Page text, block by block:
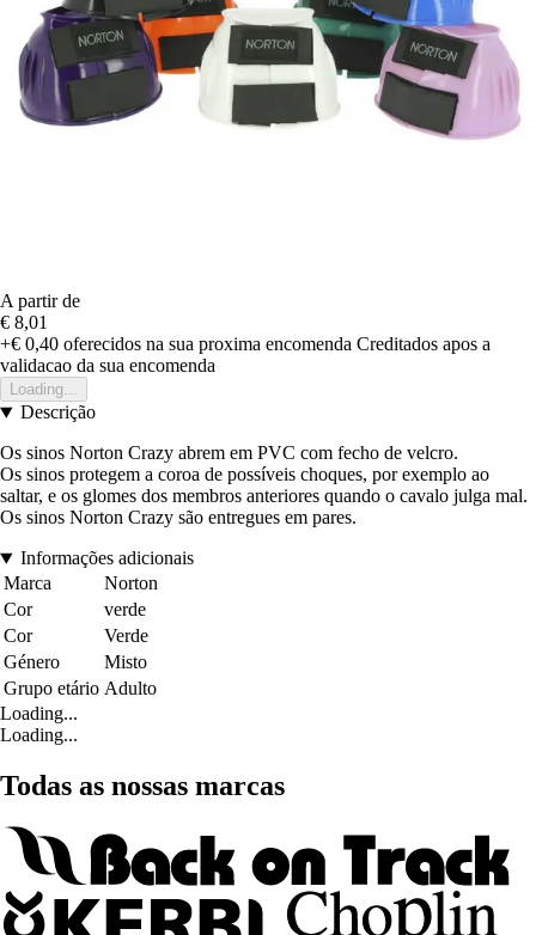
A partir de
€ 8,01
+€ 0,40 oferecidos na sua proxima encomenda Creditados apos a
validacao da sua encomenda
Loading...
Descrição
Os sinos Norton Crazy abrem em PVC com fecho de velcro.
Os sinos protegem a coroa de possíveis choques, por exemplo ao
saltar, e os glomes dos membros anteriores quando o cavalo julga mal.
Os sinos Norton Crazy são entregues em pares.
Informações adicionais
Marca
Norton
Cor
verde
Cor
Verde
Género
Misto
Grupo etário Adulto
Loading...
Loading...
Todas as nossas marcas